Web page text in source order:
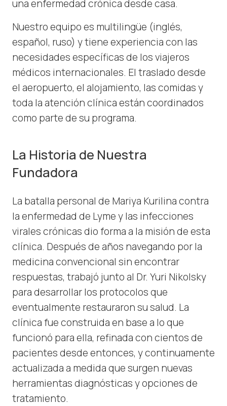
una enfermedad crónica desde casa.
Nuestro equipo es multilingüe (inglés,
español, ruso) y tiene experiencia con las
necesidades específicas de los viajeros
médicos internacionales. El traslado desde
el aeropuerto, el alojamiento, las comidas y
toda la atención clínica están coordinados
como parte de su programa.
La Historia de Nuestra
Fundadora
La batalla personal de Mariya Kurilina contra
la enfermedad de Lyme y las infecciones
virales crónicas dio forma a la misión de esta
clínica. Después de años navegando por la
medicina convencional sin encontrar
respuestas, trabajó junto al Dr. Yuri Nikolsky
para desarrollar los protocolos que
eventualmente restauraron su salud. La
clínica fue construida en base a lo que
funcionó para ella, refinada con cientos de
pacientes desde entonces, y continuamente
actualizada a medida que surgen nuevas
herramientas diagnósticas y opciones de
tratamiento.